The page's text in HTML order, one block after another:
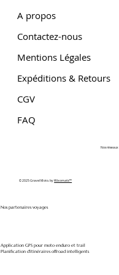
A propos
Contactez-nous
Mentions Légales
Expéditions & Retours
CGV
FAQ
Nos partenaires voyages
Application GPS pour moto enduro et trail
Planification d'itinéraires offroad intelligents
© 2025 Gravel Moto. byWixomatic™
Nos réseaux